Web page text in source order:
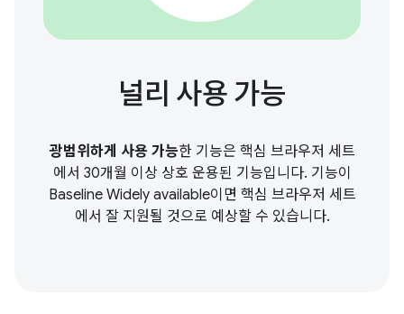
널리 사용 가능
광범위하게 사용 가능한 기능은 핵심 브라우저 세트
에서 30개월 이상 상호 운용된 기능입니다. 기능이
Baseline Widely available이면 핵심 브라우저 세트
에서 잘 지원될 것으로 예상할 수 있습니다.